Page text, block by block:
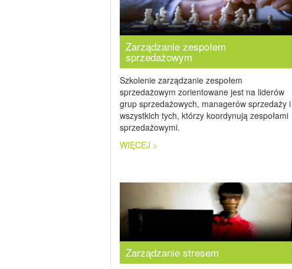
Zarządzanie zespołem
sprzedażowym
Szkolenie zarządzanie zespołem
sprzedażowym zorientowane jest na liderów
grup sprzedażowych, managerów sprzedaży i
wszystkich tych, którzy koordynują zespołami
sprzedażowymi.
WIĘCEJ >
Zarządzanie stresem